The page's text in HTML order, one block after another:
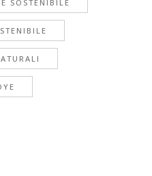
SOSTENIBILE